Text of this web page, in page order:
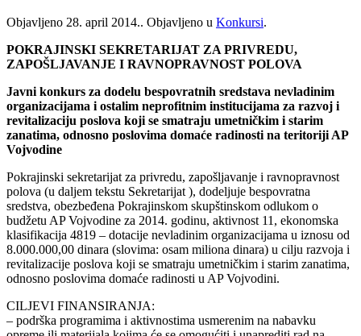
Objavljeno 28. april 2014.. Objavljeno u Konkursi.
POKRAJINSKI SEKRETARIJAT ZA PRIVREDU,
ZAPOŠLJAVANJE I RAVNOPRAVNOST POLOVA
Javni konkurs za dodelu bespovratnih sredstava nevladinim
organizacijama i ostalim neprofitnim institucijama za razvoj i
revitalizaciju poslova koji se smatraju umetničkim i starim
zanatima, odnosno poslovima domaće radinosti na teritoriji AP
Vojvodine
Pokrajinski sekretarijat za privredu, zapošljavanje i ravnopravnost
polova (u daljem tekstu Sekretarijat ), dodeljuje bespovratna
sredstva, obezbeđena Pokrajinskom skupštinskom odlukom o
budžetu AP Vojvodine za 2014. godinu, aktivnost 11, ekonomska
klasifikacija 4819 – dotacije nevladinim organizacijama u iznosu od
8.000.000,00 dinara (slovima: osam miliona dinara) u cilju razvoja i
revitalizacije poslova koji se smatraju umetničkim i starim zanatima,
odnosno poslovima domaće radinosti u AP Vojvodini.
CILJEVI FINANSIRANJA:
– podrška programima i aktivnostima usmerenim na nabavku